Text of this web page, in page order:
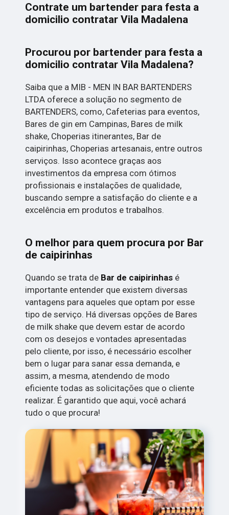
Contrate um bartender para festa a
domicilio contratar Vila Madalena
Procurou por bartender para festa a
domicilio contratar Vila Madalena?
Saiba que a MIB - MEN IN BAR BARTENDERS
LTDA oferece a solução no segmento de
BARTENDERS, como, Cafeterias para eventos,
Bares de gin em Campinas, Bares de milk
shake, Choperias itinerantes, Bar de
caipirinhas, Choperias artesanais, entre outros
serviços. Isso acontece graças aos
investimentos da empresa com ótimos
profissionais e instalações de qualidade,
buscando sempre a satisfação do cliente e a
excelência em produtos e trabalhos.
O melhor para quem procura por Bar
de caipirinhas
Quando se trata de Bar de caipirinhas é
importante entender que existem diversas
vantagens para aqueles que optam por esse
tipo de serviço. Há diversas opções de Bares
de milk shake que devem estar de acordo
com os desejos e vontades apresentadas
pelo cliente, por isso, é necessário escolher
bem o lugar para sanar essa demanda, e
assim, a mesma, atendendo de modo
eficiente todas as solicitações que o cliente
realizar. É garantido que aqui, você achará
tudo o que procura!